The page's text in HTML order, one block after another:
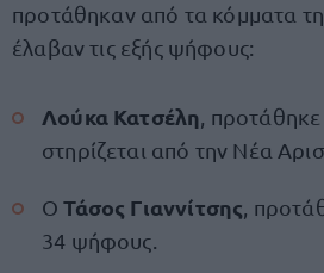
προτάθηκαν από τα κόμματα
έλαβαν τις εξής ψήφους:
Λούκα Κατσέλη ,
στηρίζεται από την Νέα
ΟΤάσος Γιαννίτσης ,
34 ψήφους.